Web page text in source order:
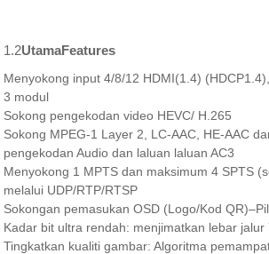
1.2UtamaFeatures
Menyokong input 4/8/12 HDMI(1.4)
3 modul
Sokong pengekodan video HEVC/ H.265
Sokong MPEG-1 Layer 2, LC-AAC, HE-AAC
pengekodan Audio dan laluan laluan AC3
Menyokong 1 MPTS dan maksimum 4 SPTS
melalui UDP/RTP/RTSP
Sokongan pemasukan OSD (Logo/Kod
Kadar bit ultra rendah: menjimatkan lebar jalur
Tingkatkan kualiti gambar: Algoritma